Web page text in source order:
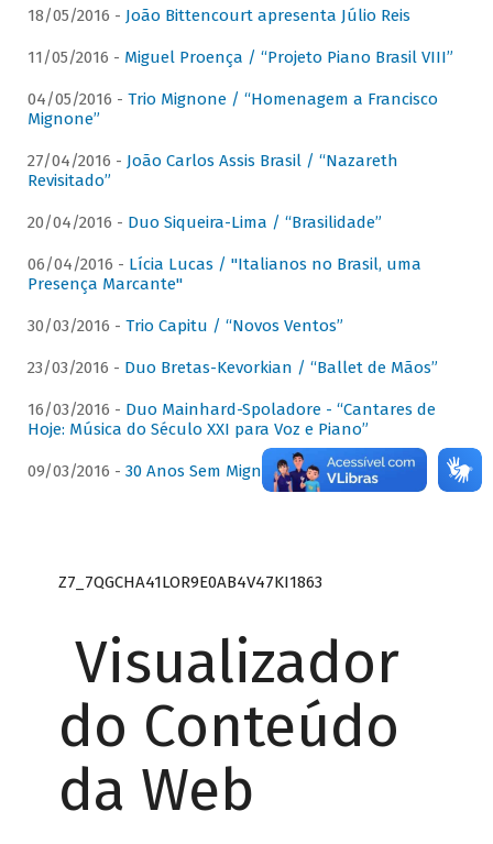
18/05/2016 - João Bittencourt apresenta Júlio Reis
11/05/2016 - Miguel Proença / “Projeto Piano Brasil VIII”
04/05/2016 - Trio Mignone / “Homenagem a Francisco
Mignone”
27/04/2016 - João Carlos Assis Brasil / “Nazareth
Revisitado”
20/04/2016 - Duo Siqueira-Lima / “Brasilidade”
06/04/2016 - Lícia Lucas / "Italianos no Brasil, uma
Presença Marcante"
30/03/2016 - Trio Capitu / “Novos Ventos”
23/03/2016 - Duo Bretas-Kevorkian / “Ballet de Mãos”
16/03/2016 - Duo Mainhard-Spoladore - “Cantares de
Hoje: Música do Século XXI para Voz e Piano”
09/03/2016 - 30 Anos Sem Mignone
Z7_7QGCHA41LOR9E0AB4V47KI1863
Visualizador
do Conteúdo
da Web